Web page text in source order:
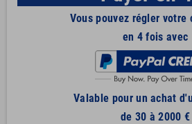
Vous pouvez régler votre
en 4 fois avec
Valable pour un achat
de 30 à 2000 €